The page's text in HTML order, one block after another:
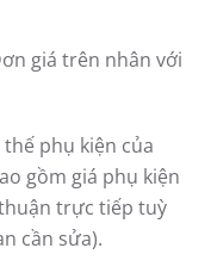
giá trên nhân với
phụ kiện của
gồm giá phụ kiện
trực tiếp tuỳ
cần sửa).